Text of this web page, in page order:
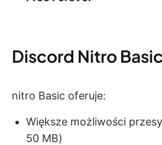
Discord Nitro Basic
nitro Basic oferuje:
Większe możliwości
50 MB)